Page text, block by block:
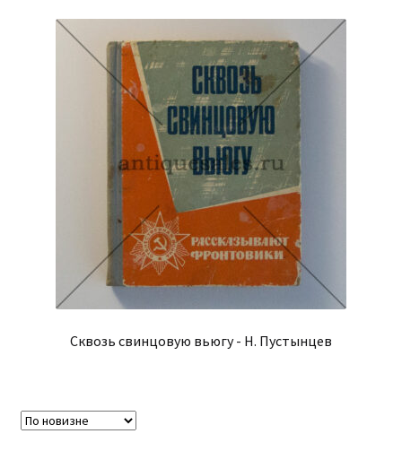
Сквозь свинцовую вьюгу - Н. Пустынцев